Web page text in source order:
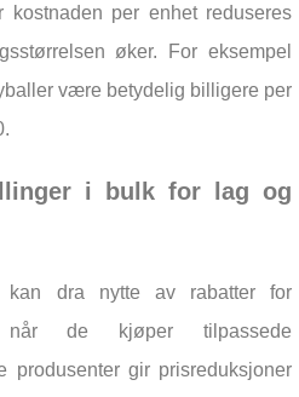
kostnaden per enhet reduseres
øker. For eksempel
være betydelig billigere per
i bulk for lag og
kan dra nytte av rabatter for
de kjøper tilpassede
produsenter gir prisreduksjoner